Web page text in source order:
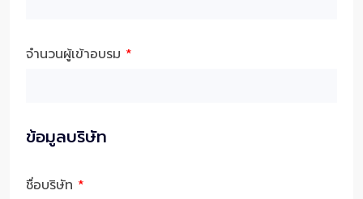
จำนวนผู้เข้าอบรม *
ข้อมูลบริษัท
ชื่อบริษัท *